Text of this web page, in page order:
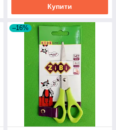
Купити
–16%